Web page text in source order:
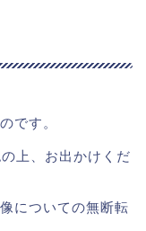
です。
上、お出かけくだ
についての無断転